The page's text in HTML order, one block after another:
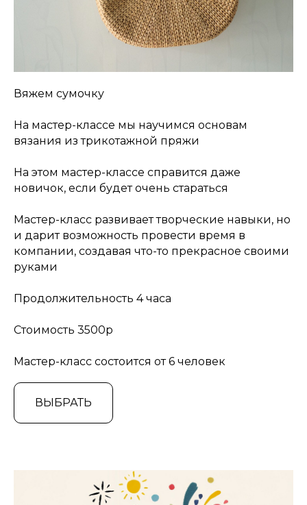
Вяжем сумочку
На мастер-классе мы научимся основам
вязания из трикотажной пряжи
На этом мастер-классе справится даже
новичок, если будет очень стараться
Мастер-класс развивает творческие навыки, но
и дарит возможность провести время в
компании, создавая что-то прекрасное своими
руками
Продолжительность 4 часа
Стоимость 3500р
Мастер-класс состоится от 6 человек
ВЫБРАТЬ